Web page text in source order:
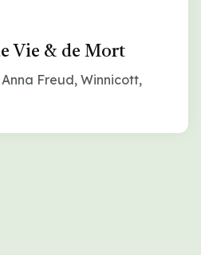
Vie & de Mort
Freud, Winnicott,